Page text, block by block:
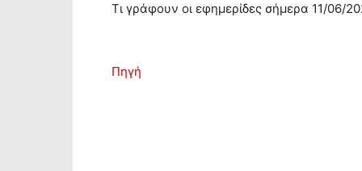
Τι γράφουν οι εφημερίδες σήμερα 11/06/
Πηγή